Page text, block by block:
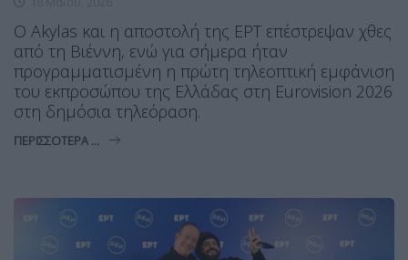
Ο Akylas και η αποστολή της ΕΡΤ επέστρεψαν χθες
από τη Βιέννη, ενώ για σήμερα ήταν
προγραμματισμένη η πρώτη τηλεοπτική εμφάνιση
του εκπροσώπου της Ελλάδας στη Eurovision 2026
στη δημόσια τηλεόραση.
ΠΕΡΙΣΣΌΤΕΡΑ ...